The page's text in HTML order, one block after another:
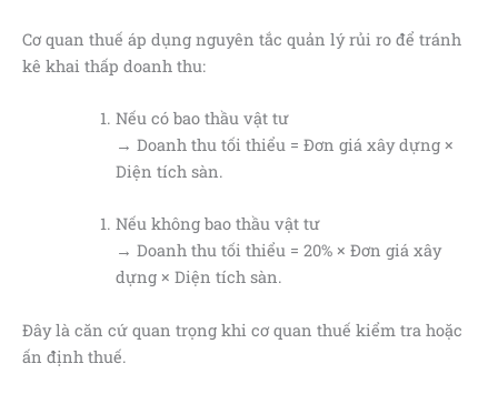
Cơ quan thuế áp dụng nguyên tắc quản lý rủi ro để tránh
kê khai thấp doanh thu:
Nếu có bao thầu vật tư
→ Doanh thu tối thiểu = Đơn giá xây dựng ×
Diện tích sàn.
Nếu không bao thầu vật tư
→ Doanh thu tối thiểu = 20% × Đơn giá xây
dựng × Diện tích sàn.
Đây là căn cứ quan trọng khi cơ quan thuế kiểm tra hoặc
ấn định thuế.